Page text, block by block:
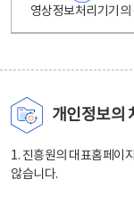
영상정보처리기기의
개인정보의
1. 진흥원의 대표홈페이
않습니다.